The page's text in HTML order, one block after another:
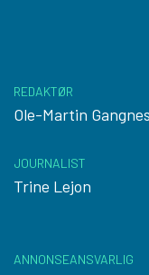
REDAKTØR
Ole-Martin Gangnes
JOURNALIST
Trine Lejon
ANNONSEANSVARLIG